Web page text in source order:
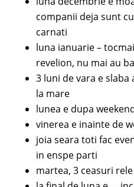
companii deja sunt
carnati
luna ianuarie –
revelion, nu mai au
3 luni de vara e
la mare
lunea e dupa
vinerea e inainte de
joia seara toti fac
in enspe parti
martea, 3 ceasuri rele